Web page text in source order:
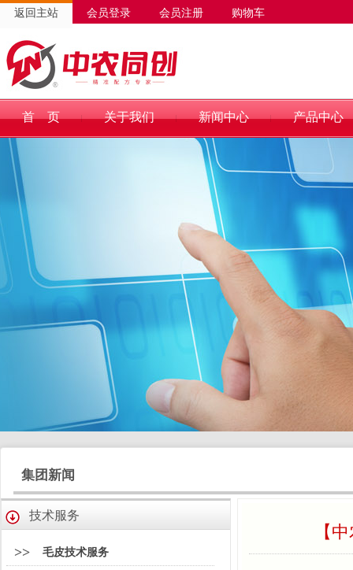
返回主站 会员登录 会员注册 购物车
首 页 关于我们 新闻中心 产品中心
集团新闻
技术服务
>> 毛皮技术服务
【